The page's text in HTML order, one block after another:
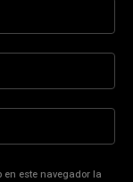
en este navegador la